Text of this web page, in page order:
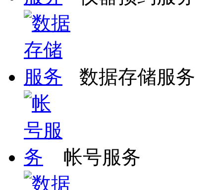
数据存储服务
帐号服务